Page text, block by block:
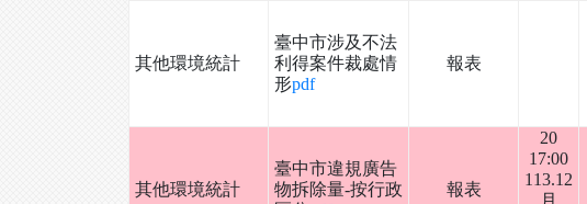
其他環境統計
臺中市涉及不法
利得案件裁處情
形pdf
報表
其他環境統計
臺中市違規廣告
物拆除量-按行政
報表
20
17:00
113.12
月